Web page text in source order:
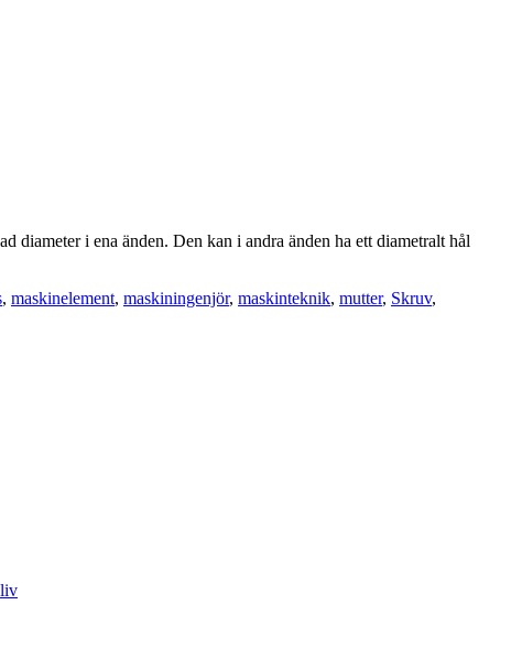
diameter i ena änden. Den kan i andra änden ha ett diametralt hål
, maskinelement, maskiningenjör, maskinteknik, mutter, Skruv,